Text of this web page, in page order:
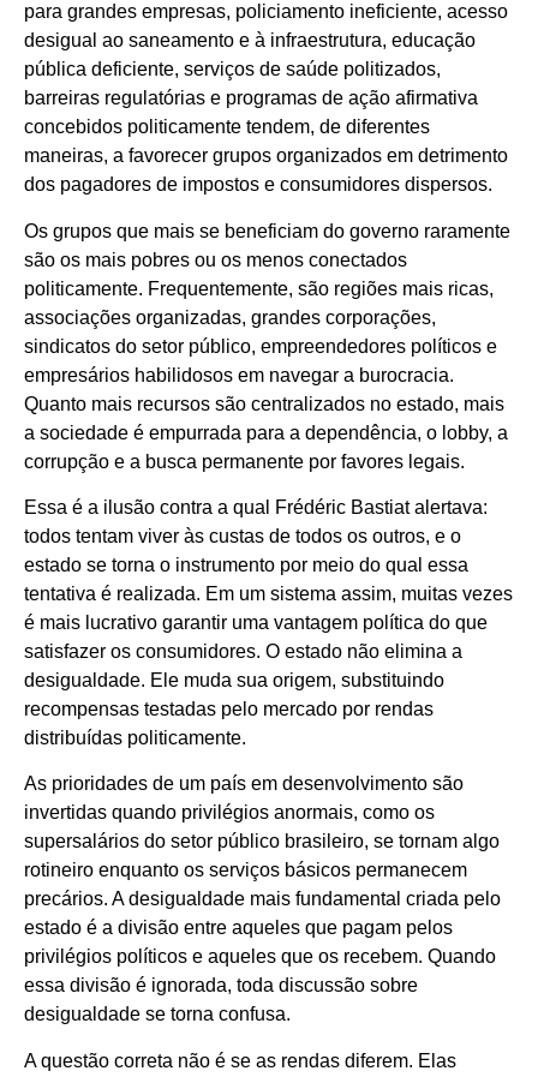
para grandes empresas, policiamento ineficiente, acesso
desigual ao saneamento e à infraestrutura, educação
pública deficiente, serviços de saúde politizados,
barreiras regulatórias e programas de ação afirmativa
concebidos politicamente tendem, de diferentes
maneiras, a favorecer grupos organizados em detrimento
dos pagadores de impostos e consumidores dispersos.
Os grupos que mais se beneficiam do governo raramente
são os mais pobres ou os menos conectados
politicamente. Frequentemente, são regiões mais ricas,
associações organizadas, grandes corporações,
sindicatos do setor público, empreendedores políticos e
empresários habilidosos em navegar a burocracia.
Quanto mais recursos são centralizados no estado, mais
a sociedade é empurrada para a dependência, o lobby, a
corrupção e a busca permanente por favores legais.
Essa é a ilusão contra a qual Frédéric Bastiat alertava:
todos tentam viver às custas de todos os outros, e o
estado se torna o instrumento por meio do qual essa
tentativa é realizada. Em um sistema assim, muitas vezes
é mais lucrativo garantir uma vantagem política do que
satisfazer os consumidores. O estado não elimina a
desigualdade. Ele muda sua origem, substituindo
recompensas testadas pelo mercado por rendas
distribuídas politicamente.
As prioridades de um país em desenvolvimento são
invertidas quando privilégios anormais, como os
supersalários do setor público brasileiro, se tornam algo
rotineiro enquanto os serviços básicos permanecem
precários. A desigualdade mais fundamental criada pelo
estado é a divisão entre aqueles que pagam pelos
privilégios políticos e aqueles que os recebem. Quando
essa divisão é ignorada, toda discussão sobre
desigualdade se torna confusa.
A questão correta não é se as rendas diferem. Elas